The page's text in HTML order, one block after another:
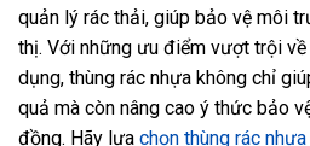
quản lý rác thải, giúp bảo vệ môi
thị. Với những ưu điểm vượt trội
dụng, thùng rác nhựa không chỉ
quả mà còn nâng cao ý thức bảo
đồng. Hãy lựa chọn thùng rác nhựa